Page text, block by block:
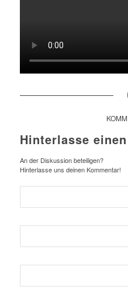
Hinterlasse
An der Diskussion beteiligen?
Hinterlasse uns deinen Kommentar!